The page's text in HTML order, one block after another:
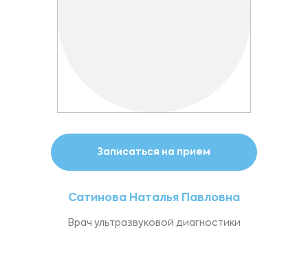
Записаться на прием
Сатинова Наталья Павловна
Врач ультразвуковой диагностики